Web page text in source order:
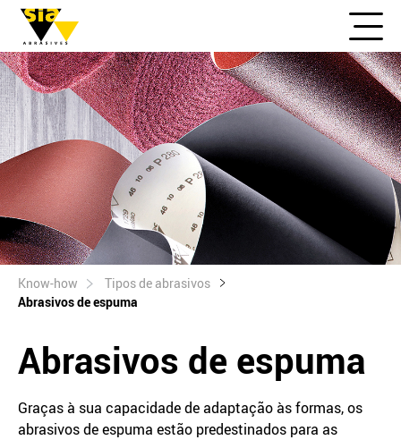
Know-how
Tipos de abrasivos
Abrasivos de espuma
Abrasivos de espuma
Graças à sua capacidade de adaptação às formas, os
abrasivos de espuma estão predestinados para as